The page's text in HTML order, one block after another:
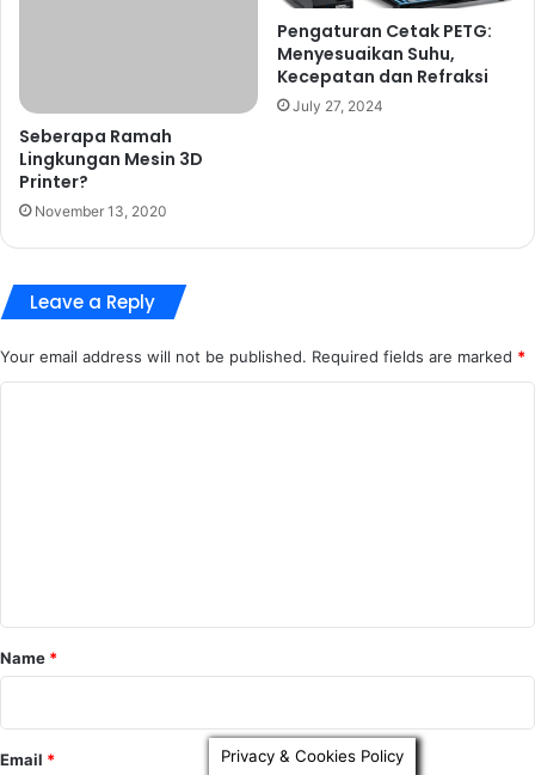
Privacy & Cookies Policy